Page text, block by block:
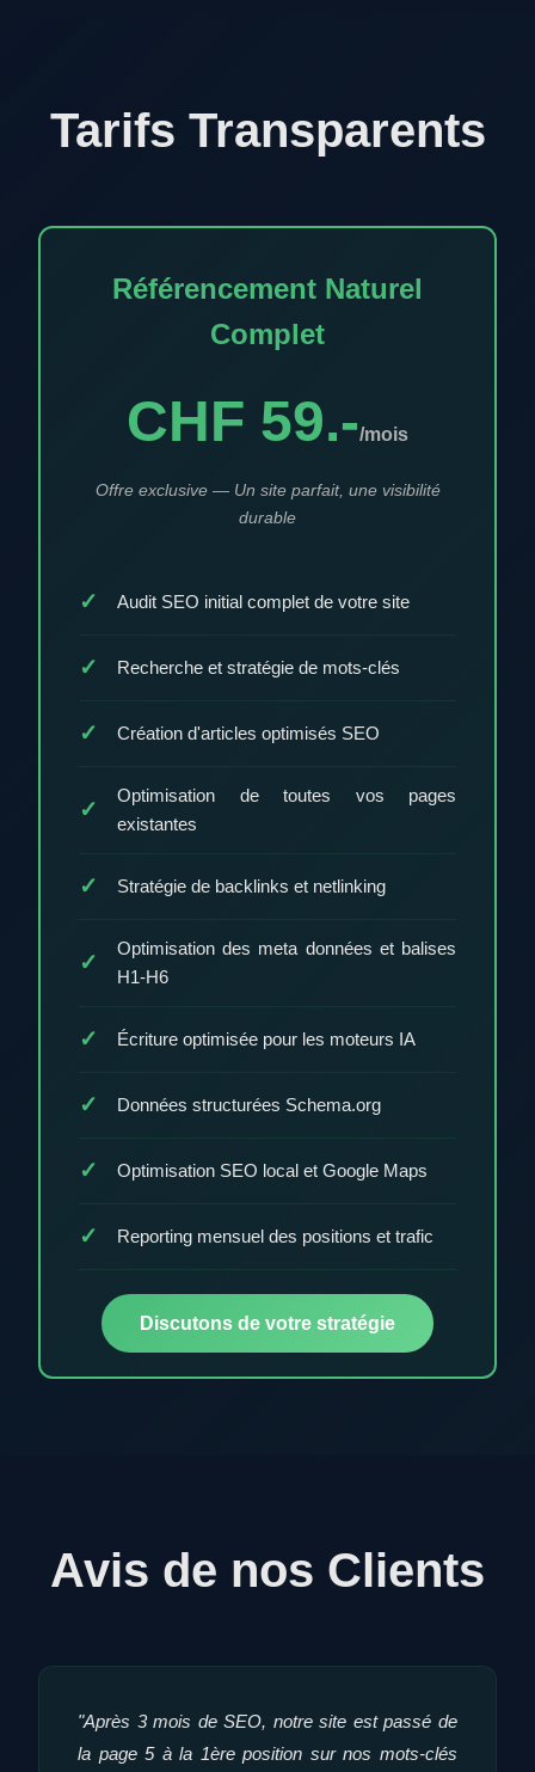
Tarifs Transparents
Référencement Naturel
Complet
CHF 59.-/mois
Offre exclusive — Un site parfait, une visibilité
durable
Audit SEO initial complet de votre site
Recherche et stratégie de mots-clés
Création d'articles optimisés SEO
Optimisation de toutes vos pages
existantes
Stratégie de backlinks et netlinking
Optimisation des meta données et balises
H1-H6
Écriture optimisée pour les moteurs IA
Données structurées Schema.org
Optimisation SEO local et Google Maps
Reporting mensuel des positions et trafic
Discutons de votre stratégie
Avis de nos Clients
"Après 3 mois de SEO, notre site est passé de
la page 5 à la 1ère position sur nos mots-clés